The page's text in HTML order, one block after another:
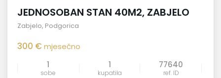
JEDNOSOBAN STAN 40M2, ZABJELO
Zabjelo, Podgorica
300 €mjesečno
1
sobe
1
kupatila
77640
ref. ID